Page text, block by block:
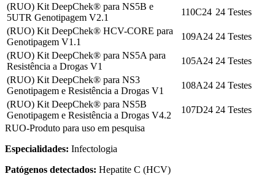
(RUO) Kit DeepChek® para NS5B e
5UTR Genotipagem V2.1
110C24 24 Testes
(RUO) Kit DeepChek® HCV-CORE para
Genotipagem V1.1
109A24 24 Testes
(RUO) Kit DeepChek® para NS5A para
Resistência a Drogas V1
105A24 24 Testes
(RUO) Kit DeepChek® para NS3
Genotipagem e Resistência a Drogas V1
108A24 24 Testes
(RUO) Kit DeepChek® para NS5B
Genotipagem e Resistência a Drogas V4.2
107D24 24 Testes
RUO-Produto para uso em pesquisa
Especialidades: Infectologia
Patógenos detectados: Hepatite C (HCV)